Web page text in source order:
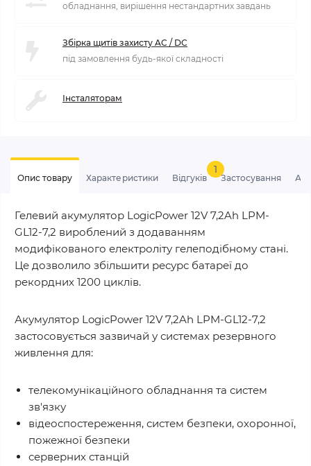
обладнання, вирішення нестандартних завдань
Збірка щитів захисту AC / DC
під замовлення будь-якої складності
Інсталяторам
Опис товару Характеристики Відгуків
1
Застосування
Гелевий акумулятор LogicPower 12V 7,2Ah LPM-
GL12-7,2 вироблений з додаванням
модифікованого електроліту гелеподібному стані.
Це дозволило збільшити ресурс батареї до
рекордних 1200 циклів.
Акумулятор LogicPower 12V 7,2Ah LPM-GL12-7,2
застосовується зазвичай у системах резервного
живлення для:
телекомунікаційного обладнання та систем
зв'язку
відеоспостереження, систем безпеки, охоронної,
пожежної безпеки
серверних станцій